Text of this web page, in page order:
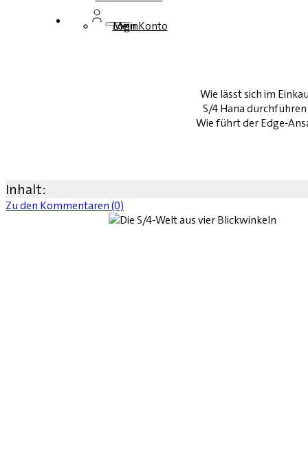
Login
Mein Konto
Wie lässt sich im
S/4 Hana
Wie führt der Edge-
Inhalt:
Zu den Kommentaren (0)